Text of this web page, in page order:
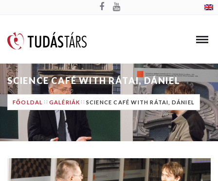
SCIENCE CAFÉ WITH RÁTAI, DÁNIEL
FŐOLDAL GALÉRIÁK SCIENCE CAFÉ WITH RÁTAI, DÁNIEL